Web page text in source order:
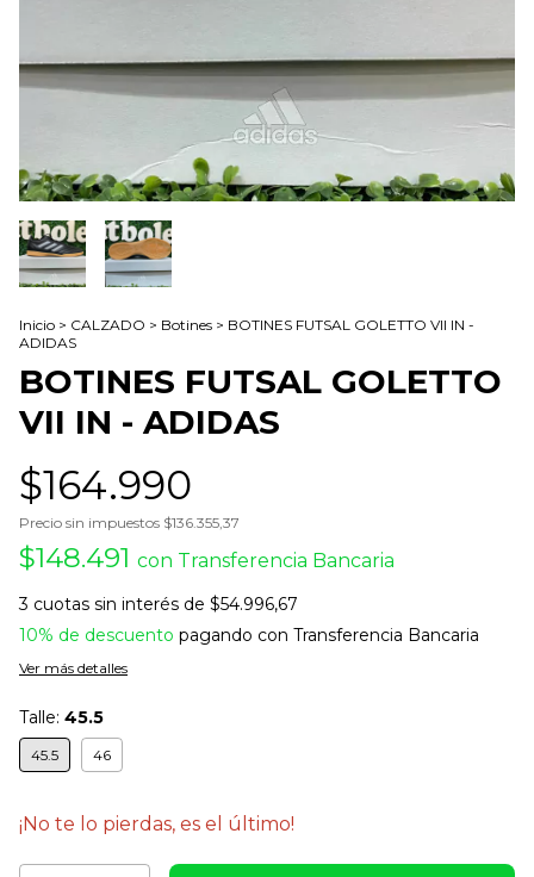
Inicio > CALZADO > Botines > BOTINES FUTSAL GOLETTO VII IN -
ADIDAS
BOTINES FUTSAL GOLETTO
VII IN - ADIDAS
$164.990
Precio sin impuestos $136.355,37
$148.491 con Transferencia Bancaria
3 cuotas sin interés de $54.996,67
10% de descuento pagando con Transferencia Bancaria
Ver más detalles
Talle: 45.5
45.5 46
¡No te lo pierdas, es el último!